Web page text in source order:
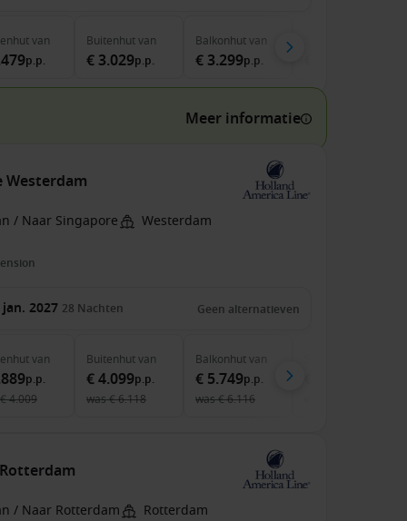
van
p.p.
Buitenhutvan
€ 3.029p.p.
Balkonhutvan
€ 3.299p.p.
Meer informatie
Westerdam
/ Naar Singapore Westerdam
2027 28 Nachten Geen alternatieven
van
p.p.
€ 4.009
Buitenhutvan
€ 4.099p.p.
was€ 6.118
Balkonhutvan
€ 5.749p.p.
was€ 6.116
/ Naar Rotterdam Rotterdam